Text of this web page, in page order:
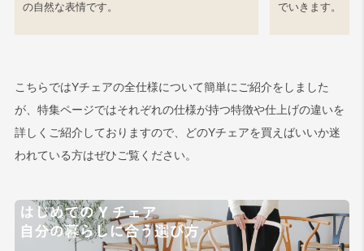
の自然な表情です。
でいきます。
こちらではYチェアの全仕様について簡単にご紹介をしました
が、特集ページではそれぞれの仕様が持つ特徴や仕上げの違いを
詳しくご紹介しておりますので、どのYチェアを買えばいいか迷
われている方はぜひご覧ください。